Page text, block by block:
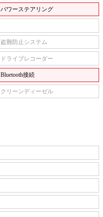
パワーステアリング
盗難防止システム
ドライブレコーダー
Bluetooth接続
クリーンディーゼル